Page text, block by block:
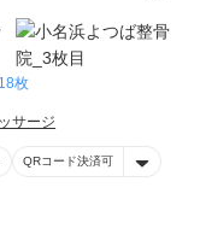
18枚
サージ
QRコード決済可